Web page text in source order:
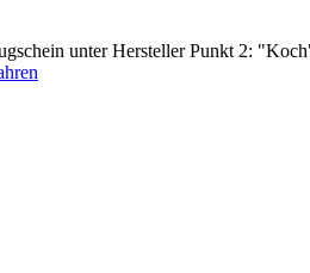
unter Hersteller Punkt 2: